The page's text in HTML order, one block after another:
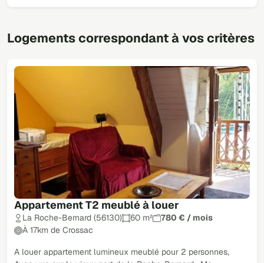
Logements correspondant à vos critères
Appartement T2 meublé à louer
La Roche-Bernard (56130) 60 m²
780 € / mois
À 17km de Crossac
A louer appartement lumineux meublé pour 2 personnes,